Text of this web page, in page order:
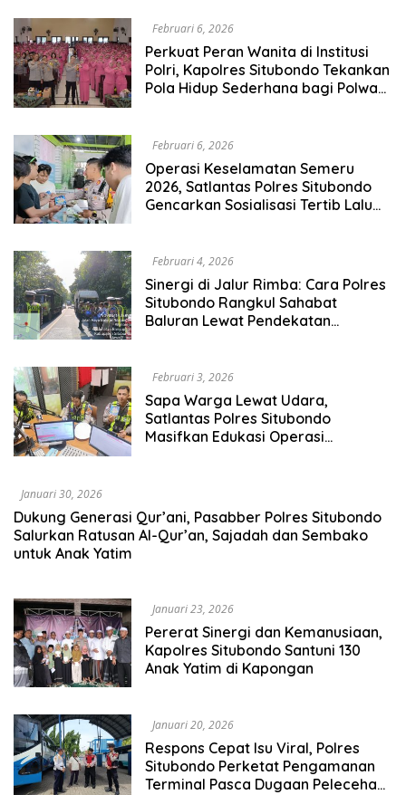
Februari 6, 2026
Perkuat Peran Wanita di Institusi
Polri, Kapolres Situbondo Tekankan
Pola Hidup Sederhana bagi Polwan,
Februari 6, 2026
Operasi Keselamatan Semeru
2026, Satlantas Polres Situbondo
Gencarkan Sosialisasi Tertib Lalu
Februari 4, 2026
Sinergi di Jalur Rimba: Cara Polres
Situbondo Rangkul Sahabat
Baluran Lewat Pendekatan
Februari 3, 2026
Sapa Warga Lewat Udara,
Satlantas Polres Situbondo
Masifkan Edukasi Operasi
Januari 30, 2026
Dukung Generasi Qur’ani, Pasabber Polres Situbondo
Salurkan Ratusan Al-Qur’an, Sajadah dan Sembako
untuk Anak Yatim
Januari 23, 2026
Pererat Sinergi dan Kemanusiaan,
Kapolres Situbondo Santuni 130
Anak Yatim di Kapongan
Januari 20, 2026
Respons Cepat Isu Viral, Polres
Situbondo Perketat Pengamanan
Terminal Pasca Dugaan Pelecehan